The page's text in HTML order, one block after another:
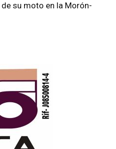
su moto en la Morón-